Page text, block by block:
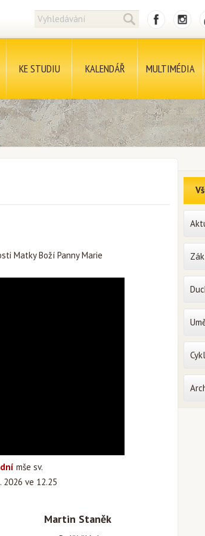
KE STUDIU KALENDÁŘ MULTIMÉDIA
Matky Boží Panny Marie
mše sv.
2026 ve 12.25
Martin Staněk